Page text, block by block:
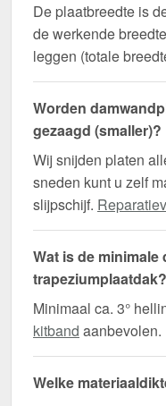
De plaatbreedte is
de werkende
leggen (totale
Worden
gezaagd (smaller)?
Wij snijden platen
sneden kunt u zelf
slijpschijf.
Wat is de
trapeziumplaatdak?
Minimaal ca. 3°
kitband aanbevolen.
Welke